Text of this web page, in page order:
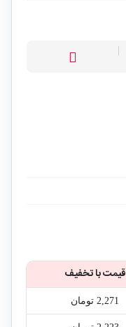
قیمت با تخفیف
2,271‎ تومان